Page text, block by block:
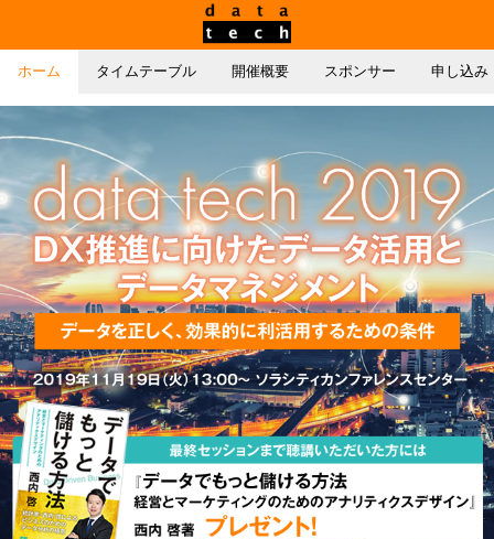
ホーム タイムテーブル 開催概要 スポンサー 申し込み